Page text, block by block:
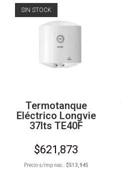
SIN STOCK
Termotanque
Eléctrico Longvie
37lts TE40F
$621,873
Precio s/imp nac.:$513,945